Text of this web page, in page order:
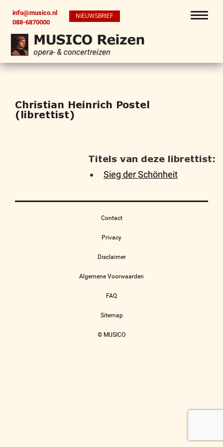
info@musico.nl
088-6870000
NIEUWSBRIEF
Christian Heinrich Postel
(librettist)
Titels van deze librettist:
Sieg der Schönheit
Contact
Privacy
Disclaimer
Algemene Voorwaarden
FAQ
Sitemap
© MUSICO